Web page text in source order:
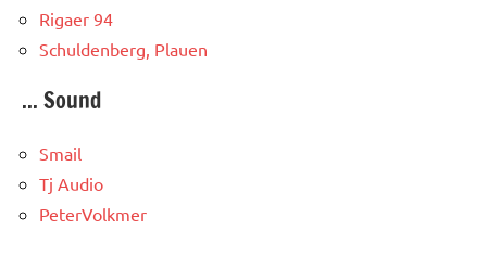
Rigaer 94
Schuldenberg, Plauen
... Sound
Smail
Tj Audio
PeterVolkmer